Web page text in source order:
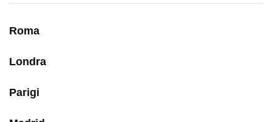
Roma
Londra
Parigi